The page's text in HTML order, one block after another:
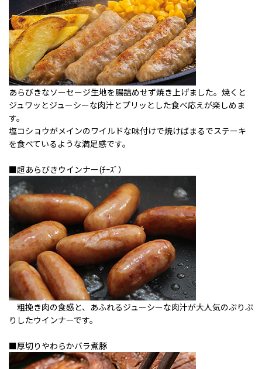
あらびきなソーセージ生地を腸詰めせず焼き上げました。焼くと
ジュワッとジューシーな肉汁とプリッとした食べ応えが楽しめま
す。
塩コショウがメインのワイルドな味付けで焼けばまるでステーキ
を食べているような満足感です。
■超あらびきウインナー(ﾁｰｽﾞ）
粗挽き肉の食感と、あふれるジューシーな肉汁が大人気のぷりぷ
りしたウインナーです。
■厚切りやわらかバラ煮豚